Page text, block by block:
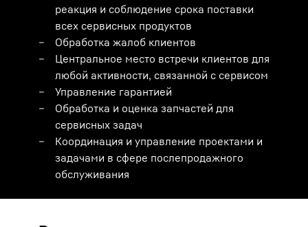
реакция и соблюдение срока поставки
всех сервисных продуктов
Обработка жалоб клиентов
Центральное место встречи клиентов для
любой активности, связанной с сервисом
Управление гарантией
Обработка и оценка запчастей для
сервисных задач
Координация и управление проектами и
задачами в сфере послепродажного
обслуживания